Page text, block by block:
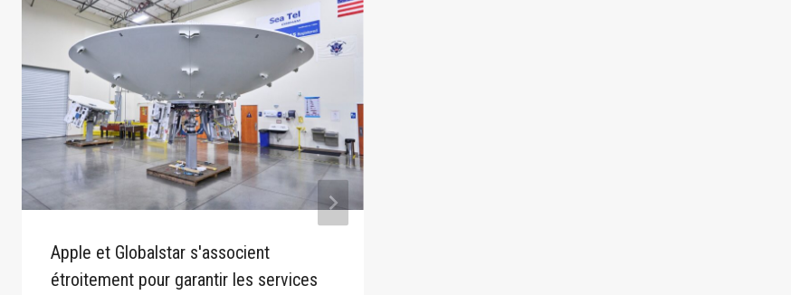
Apple et Globalstar s'associent
étroitement pour garantir les services